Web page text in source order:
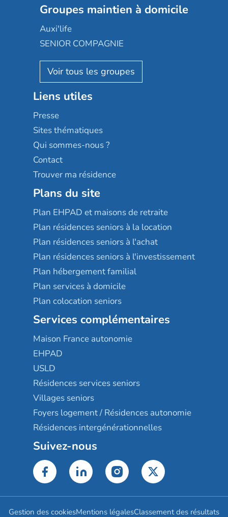
Les jardins d'Arcadie
Occitalia
Appartseniors
Reseda
Stella management
Les villages d'or
Sérénys
Résidences services Villa Médicis
Groupe SOS
Le Noble Âge
Almage
Résidalya
Groupe aplus
Groupes maintien à domicile
Auxi'life
SENIOR COMPAGNIE
AGE D'OR Services
Liens utiles
Presse
Sites thématiques
Qui sommes-nous ?
Contact
Trouver ma résidence
Plans du site
Plan EHPAD et maisons de retraite
Plan résidences seniors à la location
Plan résidences seniors à l'achat
Plan résidences seniors à l'investissement
Plan hébergement familial
Plan services à domicile
Plan colocation seniors
Services complémentaires
Maison France autonomie
EHPAD
USLD
Résidences services seniors
Villages seniors
Foyers logement / Résidences autonomie
Résidences intergénérationnelles
Suivez-nous
Gestion des cookiesMentions légalesClassement des résultats